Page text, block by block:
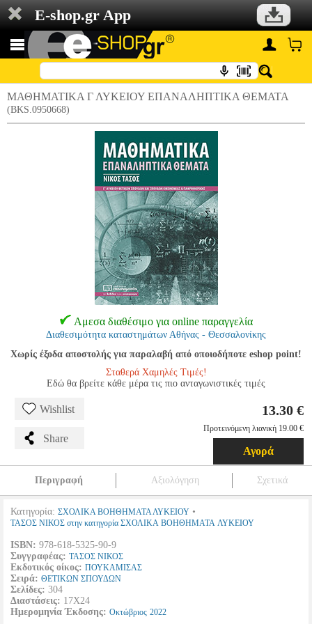
E-shop.gr App
ΜΑΘΗΜΑΤΙΚΑ Γ ΛΥΚΕΙΟΥ ΕΠΑΝΑΛΗΠΤΙΚΑ ΘΕΜΑΤΑ
(BKS.0950668)
Αμεσα διαθέσιμο για online παραγγελία
Διαθεσιμότητα καταστημάτων Αθήνας - Θεσσαλονίκης
Χωρίς έξοδα αποστολής για παραλαβή από οποιοδήποτε eshop point!
Σταθερά Χαμηλές Τιμές!
Εδώ θα βρείτε κάθε μέρα τις πιο ανταγωνιστικές τιμές
Wishlist
Share
13.30 €
Προτεινόμενη λιανική 19.00 €
Αγορά
Περιγραφή Αξιολόγηση Σχετικά
Κατηγορία: ΣΧΟΛΙΚΑ ΒΟΗΘΗΜΑΤΑ ΛΥΚΕΙΟΥ •
ΤΑΣΟΣ ΝΙΚΟΣ στην κατηγορία ΣΧΟΛΙΚΑ ΒΟΗΘΗΜΑΤΑ ΛΥΚΕΙΟΥ
ISBN: 978-618-5325-90-9
Συγγραφέας: ΤΑΣΟΣ ΝΙΚΟΣ
Εκδοτικός οίκος: ΠΟΥΚΑΜΙΣΑΣ
Σειρά: ΘΕΤΙΚΩΝ ΣΠΟΥΔΩΝ
Σελίδες: 304
Διαστάσεις: 17Χ24
Ημερομηνία Έκδοσης: Οκτώβριος 2022